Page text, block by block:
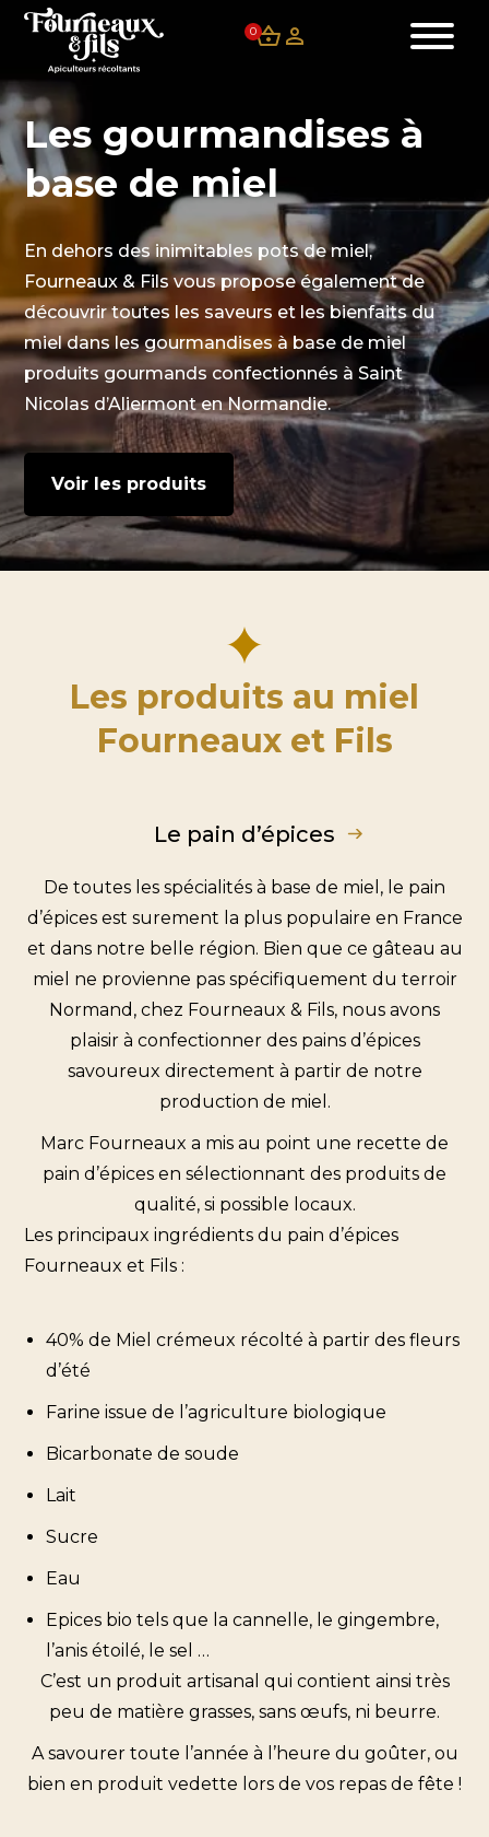
0
Les gourmandises à
base de miel
En dehors des inimitables pots de miel,
Fourneaux & Fils vous propose également de
découvrir toutes les saveurs et les bienfaits du
miel dans les gourmandises à base de miel
produits gourmands confectionnés à Saint
Nicolas d’Aliermont en Normandie.
Voir les produits
Les produits au miel
Fourneaux et Fils
Le pain d’épices
De toutes les spécialités à base de miel, le pain
d’épices est surement la plus populaire en France
et dans notre belle région. Bien que ce gâteau au
miel ne provienne pas spécifiquement du terroir
Normand, chez Fourneaux & Fils, nous avons
plaisir à confectionner des pains d’épices
savoureux directement à partir de notre
production de miel.
Marc Fourneaux a mis au point une recette de
pain d’épices en sélectionnant des produits de
qualité, si possible locaux.
Les principaux ingrédients du pain d’épices
Fourneaux et Fils :
40% de Miel crémeux récolté à partir des fleurs
d’été
Farine issue de l’agriculture biologique
Bicarbonate de soude
Lait
Sucre
Eau
Epices bio tels que la cannelle, le gingembre,
l’anis étoilé, le sel …
C’est un produit artisanal qui contient ainsi très
peu de matière grasses, sans œufs, ni beurre.
A savourer toute l’année à l’heure du goûter, ou
bien en produit vedette lors de vos repas de fête !